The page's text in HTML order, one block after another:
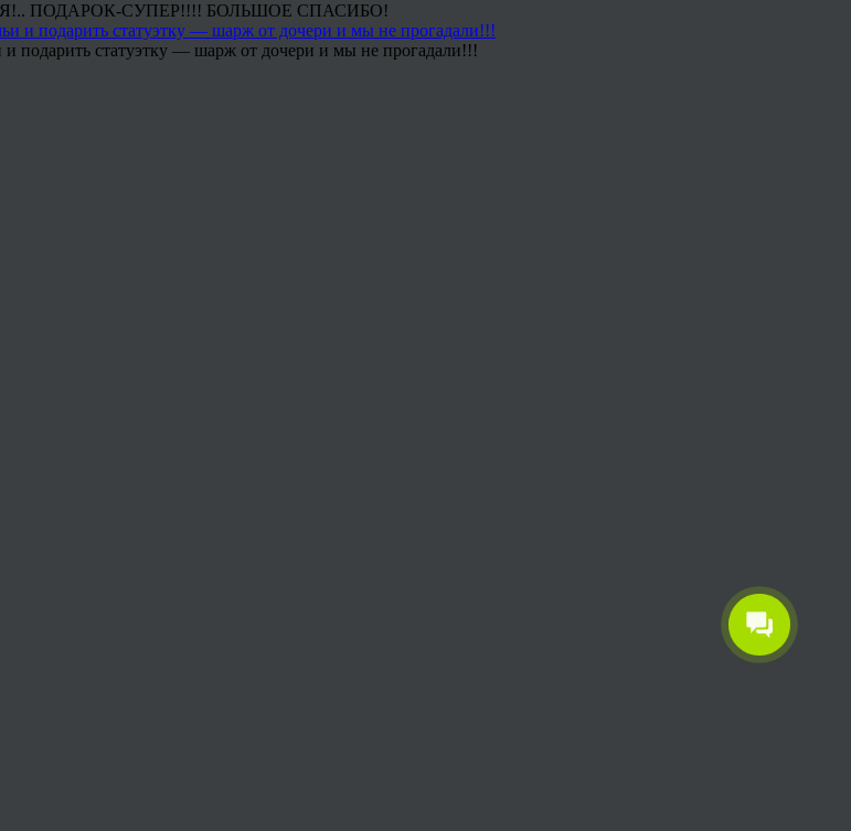
ПОДАРОК-СУПЕР!!!! БОЛЬШОЕ СПАСИБО!
подарить статуэтку — шарж от дочери и мы не прогадали!!!